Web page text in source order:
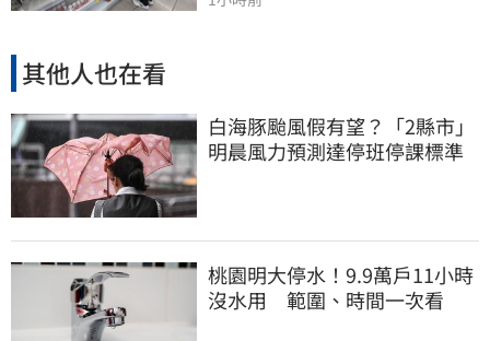
其他人也在看
白海豚颱風假有望？「2縣市」
明晨風力預測達停班停課標準
桃園明大停水！9.9萬戶11小時
沒水用 範圍、時間一次看